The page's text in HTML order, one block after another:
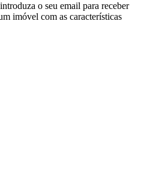
o seu email para receber
imóvel com as características